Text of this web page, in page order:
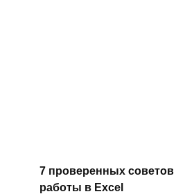
7 проверенных советов
работы в Excel